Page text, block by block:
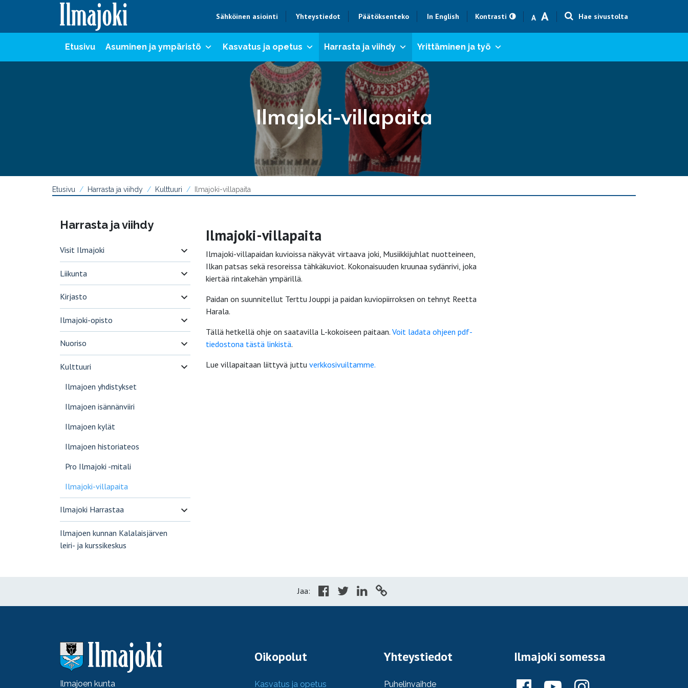
Sähköinen asiointi Yhteystiedot Päätöksenteko In English Kontrasti A
Text size smaller
AText size bigger
Hae sivustolta
Etusivu Asuminen ja ympäristö Kasvatus ja opetus Harrasta ja viihdy Yrittäminen ja työ
Ilmajoki-villapaita
Etusivu Harrasta ja viihdy Kulttuuri Ilmajoki-villapaita
Harrasta ja viihdy
Visit Ilmajoki
Liikunta
Kirjasto
Ilmajoki-opisto
Nuoriso
Kulttuuri
Ilmajoen yhdistykset
Ilmajoen isännänviiri
Ilmajoen kylät
Ilmajoen historiateos
Pro Ilmajoki -mitali
Ilmajoki-villapaita
Ilmajoki Harrastaa
Ilmajoen kunnan Kalalaisjärven
leiri- ja kurssikeskus
Ilmajoki-villapaita
Ilmajoki-villapaidan kuvioissa näkyvät virtaava joki, Musiikkijuhlat nuotteineen,
Ilkan patsas sekä resoreissa tähkäkuviot. Kokonaisuuden kruunaa sydänrivi, joka
kiertää rintakehän ympärillä.
Paidan on suunnitellut Terttu Jouppi ja paidan kuviopiirroksen on tehnyt Reetta
Harala.
Tällä hetkellä ohje on saatavilla L-kokoiseen paitaan. Voit ladata ohjeen pdf-
tiedostona tästä linkistä.
Lue villapaitaan liittyvä juttu verkkosivuiltamme.
Jaa:
Ilmajoen kunta
Oikopolut
Kasvatus ja opetus
Yhteystiedot
Puhelinvaihde
Ilmajoki somessa